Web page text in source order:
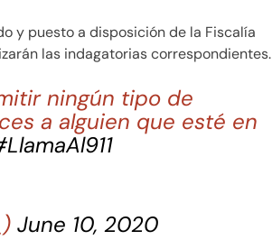
y puesto a disposición de la Fiscalía
las indagatorias correspondientes.
ningún tipo de
a alguien que esté en
June 10, 2020